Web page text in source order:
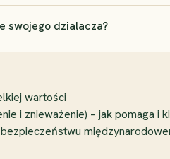
swojego dzialacza?
wartości
i znieważenie) – jak pomaga i